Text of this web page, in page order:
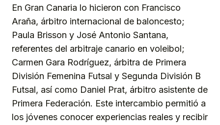
En Gran Canaria lo hicieron con Francisco
Araña, árbitro internacional de baloncesto;
Paula Brisson y José Antonio Santana,
referentes del arbitraje canario en voleibol;
Carmen Gara Rodríguez, árbitra de Primera
División Femenina Futsal y Segunda División B
Futsal, así como Daniel Prat, árbitro asistente de
Primera Federación. Este intercambio permitió a
los jóvenes conocer experiencias reales y recibir